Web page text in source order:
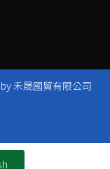
禾晟國貿有限公司